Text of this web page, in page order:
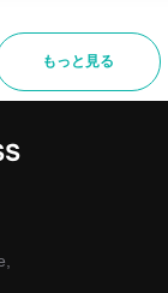
もっと見る